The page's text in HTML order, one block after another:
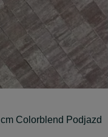
Colorblend Podjazd